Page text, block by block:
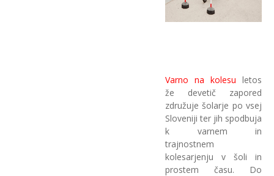
Varno na kolesu letos
že devetič zapored
združuje šolarje po vsej
Sloveniji ter jih spodbuja
k varnem in
trajnostnem
kolesarjenju v šoli in
prostem času. Do